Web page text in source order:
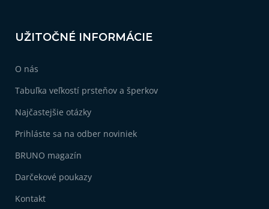
UŽITOČNÉ INFORMÁCIE
O nás
Tabuľka veľkostí prsteňov a šperkov
Najčastejšie otázky
Prihláste sa na odber noviniek
BRUNO magazín
Darčekové poukazy
Kontakt